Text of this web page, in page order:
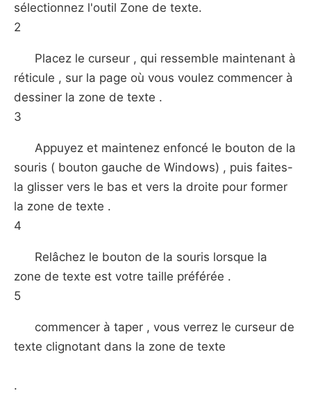
sélectionnez l'outil Zone de texte.
2
Placez le curseur , qui ressemble maintenant à
réticule , sur la page où vous voulez commencer à
dessiner la zone de texte .
3
Appuyez et maintenez enfoncé le bouton de la
souris ( bouton gauche de Windows) , puis faites-
la glisser vers le bas et vers la droite pour former
la zone de texte .
4
Relâchez le bouton de la souris lorsque la
zone de texte est votre taille préférée .
5
commencer à taper , vous verrez le curseur de
texte clignotant dans la zone de texte
.